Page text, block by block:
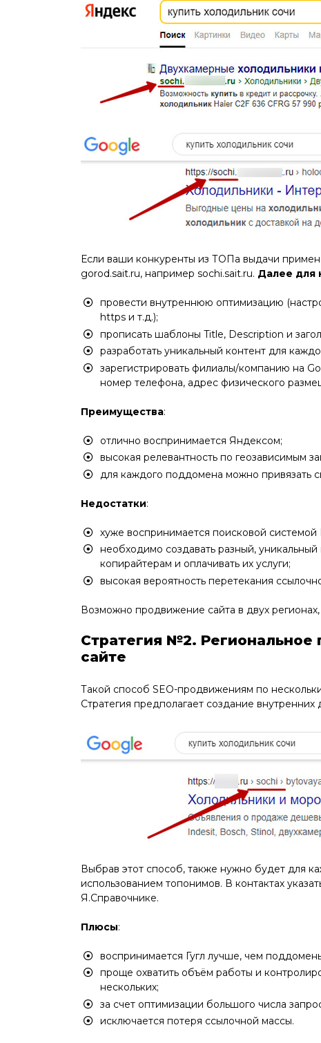
Если ваши конкуренты из ТОПа выдачи
gorod.sait.ru, например sochi.sait.ru. Далее для
провести внутреннюю оптимизацию
https и т.д.);
прописать шаблоны Title, Description и
разработать уникальный контент для
зарегистрировать филиалы/компанию на
номер телефона, адрес физического
Преимущества:
отлично воспринимается Яндексом;
высокая релевантность по геозависимым
для каждого поддомена можно привязать
Недостатки:
хуже воспринимается поисковой системой
необходимо создавать разный,
копирайтерам и оплачивать их услуги;
высокая вероятность перетекания
Возможно продвижение сайта в двух
Стратегия №2.
сайте
Такой способ SEO-продвижениям по
Стратегия предполагает создание
Выбрав этот способ, также нужно будет для
использованием топонимов. В контактах
Я.Справочнике.
Плюсы:
воспринимается Гугл лучше, чем
проще охватить объём работы и
нескольких;
за счет оптимизации большого числа
исключается потеря ссылочной массы.